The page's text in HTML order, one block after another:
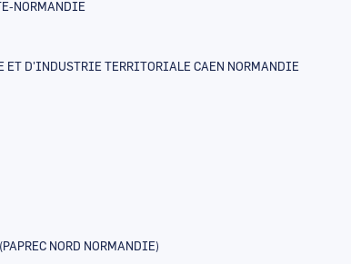
NORMANDIE
ET D'INDUSTRIE TERRITORIALE CAEN NORMANDIE
NORD NORMANDIE)